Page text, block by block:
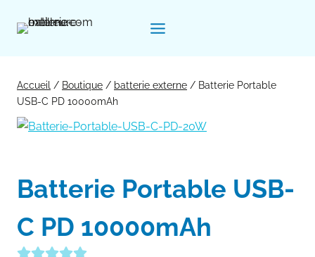
Accueil / Boutique / batterie externe / Batterie Portable
USB-C PD 10000mAh
Batterie Portable USB-
C PD 10000mAh